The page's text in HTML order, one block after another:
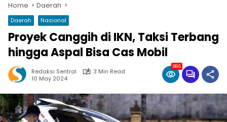
Home Daerah
Daerah Nasional
Proyek Canggih di IKN, Taksi Terbang
hingga Aspal Bisa Cas Mobil
Redaksi Sentral
3 Min Read
10 May 2024
886